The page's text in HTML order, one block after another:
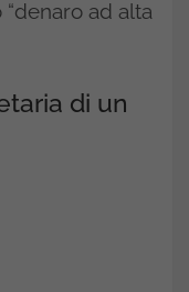
ad alta
di un